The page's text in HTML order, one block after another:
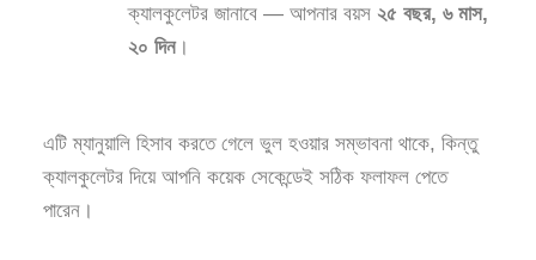
ক্যালকুলেটর জানাবে — আপনার বয়স ২৫ বছর, ৬ মাস,
২০ দিন।
এটি ম্যানুয়ালি হিসাব করতে গেলে ভুল হওয়ার সম্ভাবনা থাকে, কিন্তু
ক্যালকুলেটর দিয়ে আপনি কয়েক সেকেন্ডেই সঠিক ফলাফল পেতে
পারেন।